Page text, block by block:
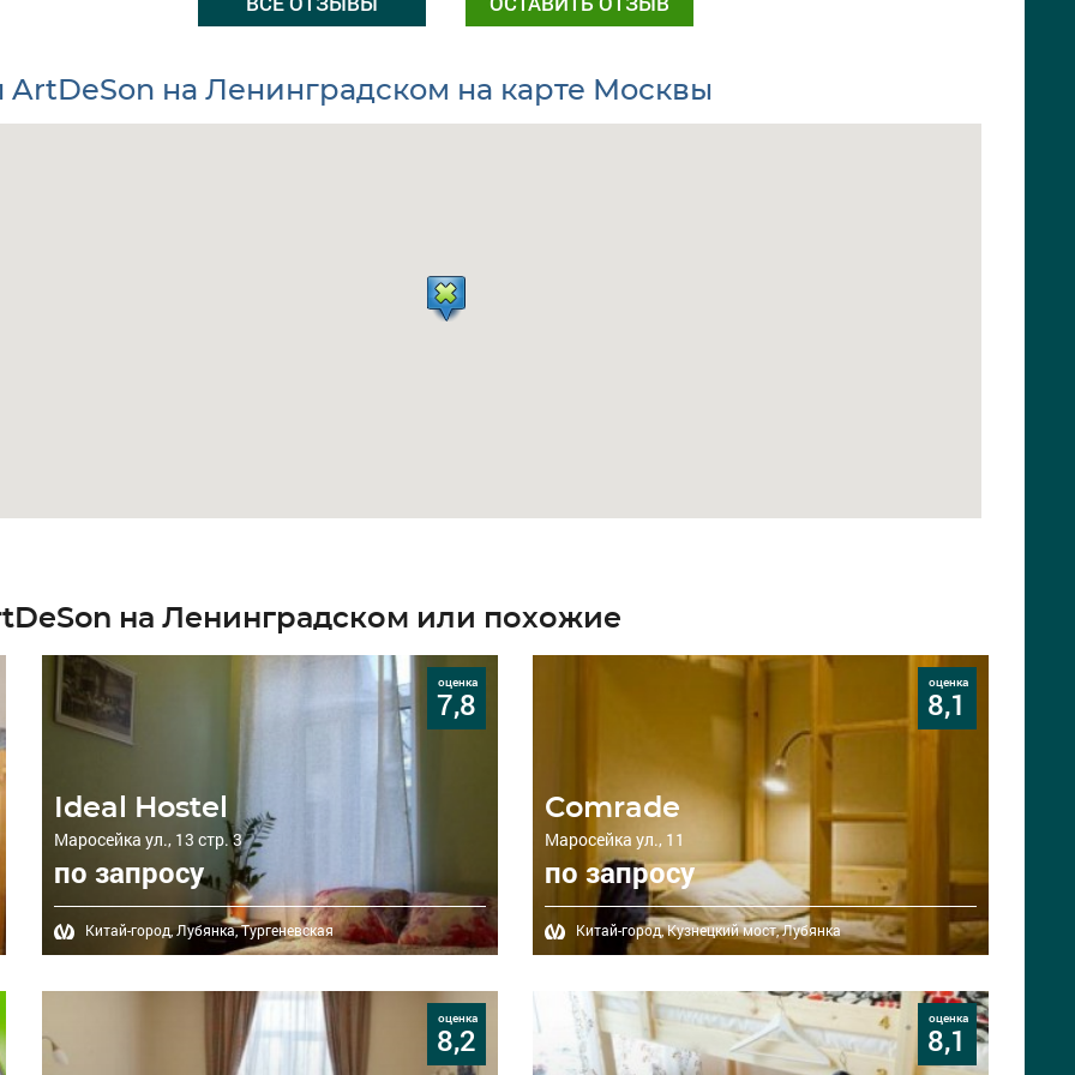
ArtDeSon на Ленинградском на карте Москвы
на Ленинградском или похожие
оценка
7,8
Ideal Hostel
Маросейка ул., 13 стр. 3
по запросу
Китай-город,Лубянка,Тургеневская
оценка
8,1
Comrade
Маросейка ул., 11
по запросу
Китай-город,Кузнецкий мост,Лубянка
оценка
8,2
оценка
8,1